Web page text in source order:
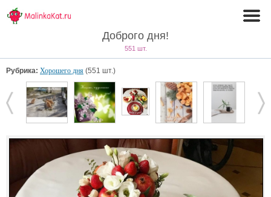
Доброго дня!
551 шт.
Рубрика: Хорошего дня (551 шт.)